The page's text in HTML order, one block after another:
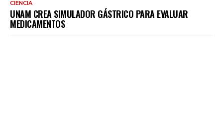
CIENCIA
UNAM CREA SIMULADOR GÁSTRICO PARA EVALUAR
MEDICAMENTOS